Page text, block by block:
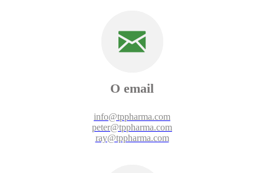
O email
info@tppharma.com
peter@tppharma.com
ray@tppharma.com